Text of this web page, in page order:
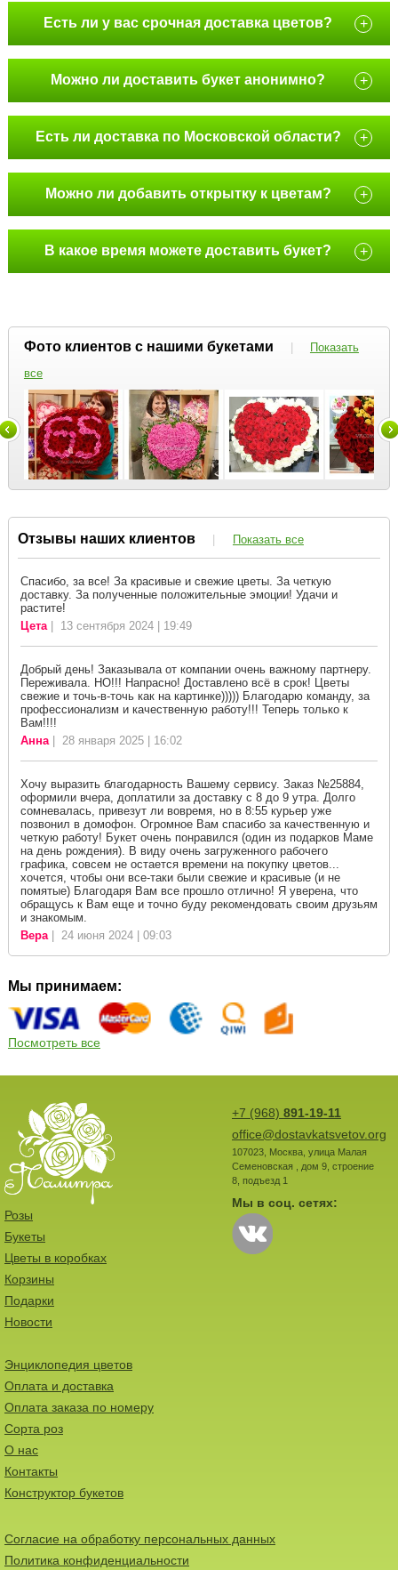
Есть ли у вас срочная доставка цветов? +
Можно ли доставить букет анонимно? +
Есть ли доставка по Московской области? +
Можно ли добавить открытку к цветам? +
В какое время можете доставить букет? +
Фото клиентов с нашими букетами |
Показать
все
Отзывы наших клиентов | Показать все
Спасибо, за все! За красивые и свежие цветы. За четкую
доставку. За полученные положительные эмоции! Удачи и
растите!
Цета| 13 сентября 2024 | 19:49
Добрый день! Заказывала от компании очень важному партнеру.
Переживала. НО!!! Напрасно! Доставлено всё в срок! Цветы
свежие и точь-в-точь как на картинке))))) Благодарю команду, за
профессионализм и качественную работу!!! Теперь только к
Вам!!!!
Анна| 28 января 2025 | 16:02
Хочу выразить благодарность Вашему сервису. Заказ №25884,
оформили вчера, доплатили за доставку с 8 до 9 утра. Долго
сомневалась, привезут ли вовремя, но в 8:55 курьер уже
позвонил в домофон. Огромное Вам спасибо за качественную и
четкую работу! Букет очень понравился (один из подарков Маме
на день рождения). В виду очень загруженного рабочего
графика, совсем не остается времени на покупку цветов...
хочется, чтобы они все-таки были свежие и красивые (и не
помятые) Благодаря Вам все прошло отлично! Я уверена, что
обращусь к Вам еще и точно буду рекомендовать своим друзьям
и знакомым.
Вера| 24 июня 2024 | 09:03
Мы принимаем:
Посмотреть все
+7 (968) 891-19-11
office@dostavkatsvetov.org
107023, Москва, улица Малая
Семеновская , дом 9, строение
8, подъезд 1
Мы в соц. сетях:
Розы
Букеты
Цветы в коробках
Корзины
Подарки
Новости
Энциклопедия цветов
Оплата и доставка
Оплата заказа по номеру
Сорта роз
О нас
Контакты
Конструктор букетов
Согласие на обработку персональных данных
Политика конфиденциальности